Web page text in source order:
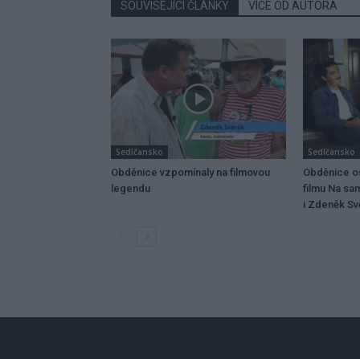
SOUVISEJÍCÍ ČLÁNKY VÍCE OD AUTORA
Sedlčansko
Obděnice vzpomínaly na filmovou
legendu
Sedlčansko
Obděnice
filmu Na
i Zdeněk